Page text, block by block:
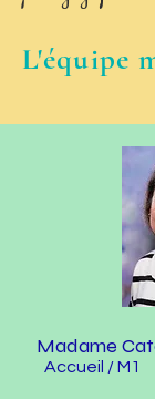
L'équipe
Madame
Accueil / M1